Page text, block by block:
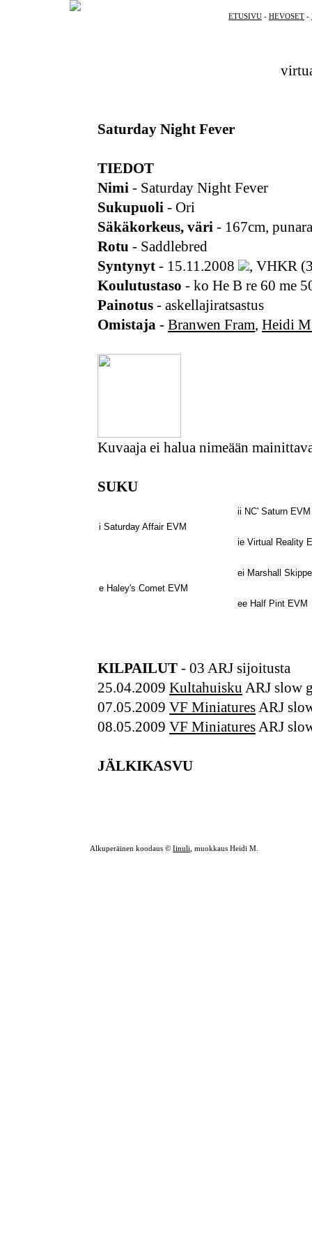
ETUSIVU - HEVOSET -
Saturday Night Fever
TIEDOT
Nimi - Saturday Night Fever
Sukupuoli - Ori
Säkäkorkeus, väri - 167cm,
Rotu - Saddlebred
Syntynyt - 15.11.2008
, VHKR
Koulutustaso - ko He B re 60 me
Painotus - askellajiratsastus
Omistaja - Branwen Fram, Heidi
Kuvaaja ei halua nimeään
SUKU
i Saturday Affair EVM
ii NC' Saturn EVM
ie Virtual Reality
e Haley's Comet EVM
ei Marshall
ee Half Pint EVM
KILPAILUT - 03 ARJ sijoitusta
25.04.2009 Kultahuisku ARJ slow
07.05.2009 VF Miniatures ARJ
08.05.2009 VF Miniatures ARJ
JÄLKIKASVU
Alkuperäinen koodaus © Iinuli , muokkaus Heidi M.